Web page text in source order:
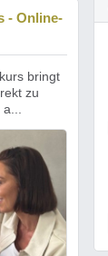
- Online-
bringt
zu